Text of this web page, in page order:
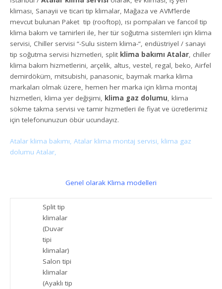
kliması, Sanayii ve ticari tip klimalar, Mağaza ve AVM’lerde
mevcut bulunan Paket tip (rooftop), ısı pompaları ve fancoil tip
klima bakım ve tamirleri ile, her tür soğutma sistemleri için klima
servisi, Chiller servisi “-Sulu sistem klima-“, endüstriyel / sanayi
tip soğutma servisi hizmetleri, split klima bakımı Atalar, chiller
klima bakım hizmetlerini, arçelik, altus, vestel, regal, beko, Airfel
demirdöküm, mitsubishi, panasonic, baymak marka klima
markaları olmak üzere, hemen her marka için klima montaj
hizmetleri, klima yer değişimi, klima gaz dolumu, klima
sökme takma servisi ve tamir hizmetleri ile fiyat ve ücretlerimiz
için telefonunuzun öbür ucundayız.
Atalar klima bakımı, Atalar klima montaj servisi, klima gaz
dolumu Atalar,
Genel olarak Klima modelleri
Split tip
klimalar
(Duvar
tipi
klimalar)
Salon tipi
klimalar
(Ayaklı tip